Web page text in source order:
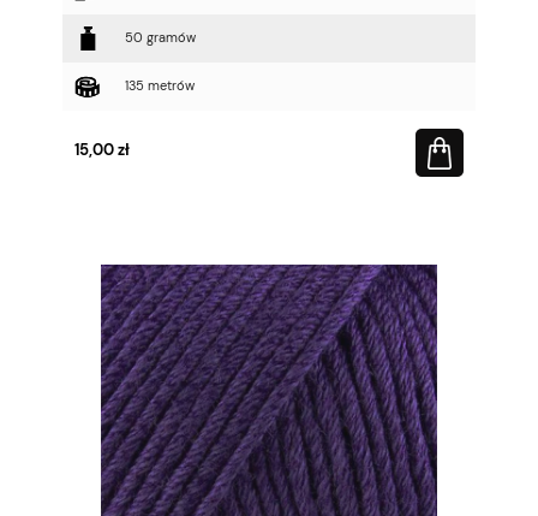
50 gramów
135 metrów
15,00 zł